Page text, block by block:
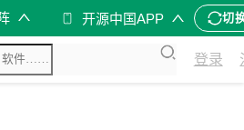
开源中国APP 切
登录